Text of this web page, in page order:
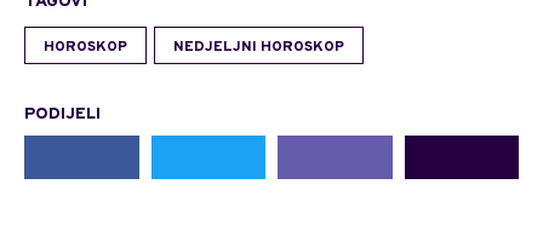
HOROSKOP NEDJELJNI HOROSKOP
PODIJELI